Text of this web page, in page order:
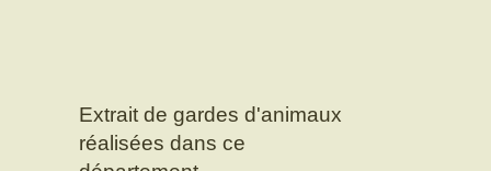
Extrait de gardes d'animaux
réalisées dans ce